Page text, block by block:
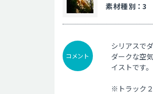
素材種別 ： 3
コメント
シリアスで
ダークな空
イストです。
※トラック